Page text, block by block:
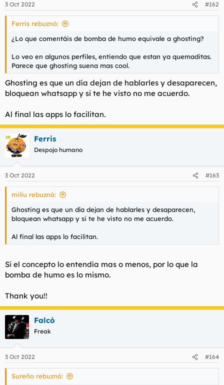
3 Oct 2022 #162
Ferris rebuznó:
¿Lo que comentáis de bomba de humo equivale a ghosting?
Lo veo en algunos perfiles, entiendo que estan ya quemaditas.
Parece que ghosting suena mas cool.
Ghosting es que un día dejan de hablarles y desaparecen,
bloquean whatsapp y si te he visto no me acuerdo.
Al final las apps lo facilitan.
Ferris
Despojo humano
3 Oct 2022 #163
miliu rebuznó:
Ghosting es que un día dejan de hablarles y desaparecen,
bloquean whatsapp y si te he visto no me acuerdo.
Al final las apps lo facilitan.
Si el concepto lo entendía mas o menos, por lo que la
bomba de humo es lo mismo.
Thank you!!
Falcó
Freak
3 Oct 2022 #164
Sureño rebuznó: